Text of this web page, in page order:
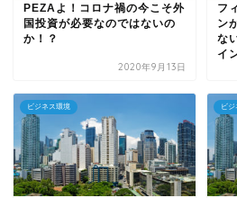
PEZAよ！コロナ禍の今こそ外
国投資が必要なのではないの
か！？
2020年9月13日
フ
ン
な
イ
ビジネス環境 ビジ